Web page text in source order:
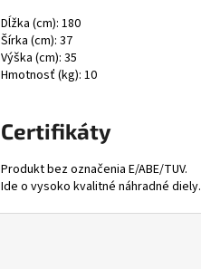
Dĺžka (cm): 180
Šírka (cm): 37
Výška (cm): 35
Hmotnosť (kg): 10
Certifikáty
Produkt bez označenia E/ABE/TUV.
Ide o vysoko kvalitné náhradné diely.